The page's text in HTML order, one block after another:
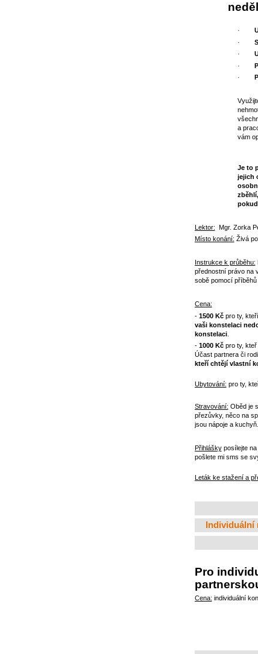
·
·
·
·
·
a
vám
Je to
jejich
Lektor: Mgr. Zorka
Místo konání: Živá
Instrukce k průběhu:
přednostní právo na
sobě pomocí příběhů
Cena:
- 1500 Kčpro ty, kteří
vaši konstelaci
konstelaci.
- 1000 Kčpro ty, kteř
Účast partnera či
kteří chtějí vlastní
Ubytování: pro ty,
Stravování: Oběd je
přezůvky, něco na
jsou nápoje a kuchyň.
Přihláškyposílejte na
pošlete mi sms se
Leták ke stažení a
Pro
Cena: individuální